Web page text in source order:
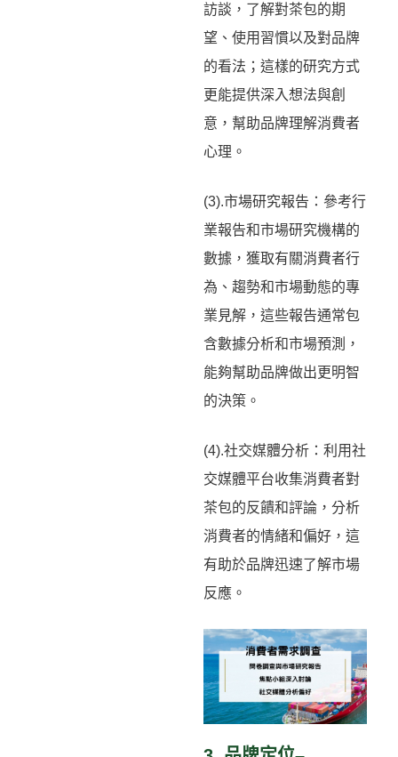
訪談，了解對茶包的期
望、使用習慣以及對品牌
的看法；這樣的研究方式
更能提供深入想法與創
意，幫助品牌理解消費者
心理。
(3).市場研究報告：參考行
業報告和市場研究機構的
數據，獲取有關消費者行
為、趨勢和市場動態的專
業見解，這些報告通常包
含數據分析和市場預測，
能夠幫助品牌做出更明智
的決策。
(4).社交媒體分析：利用社
交媒體平台收集消費者對
茶包的反饋和評論，分析
消費者的情緒和偏好，這
有助於品牌迅速了解市場
反應。